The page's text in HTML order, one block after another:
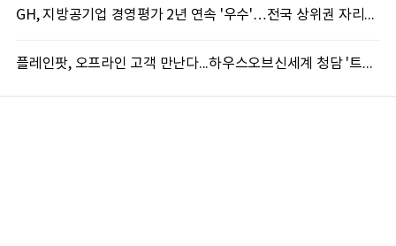
GH, 지방공기업 경영평가 2년 연속 '우수'…전국 상위권 자리매김
플레인팟, 오프라인 고객 만난다...하우스오브신세계 청담 '트웰브'서 브랜드 첫 팝업 운영